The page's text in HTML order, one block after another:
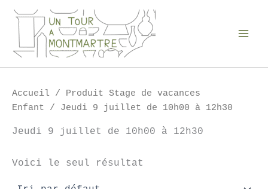
Aller
contenu
Accueil / Produit Stage de vacances
Enfant / Jeudi 9 juillet de 10h00 à 12h30
Jeudi 9 juillet de 10h00 à 12h30
Voici le seul résultat